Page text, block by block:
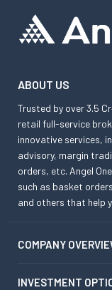
ABOUT US
Trusted by over 3.5
retail full-service
innovative services,
advisory, margin
orders, etc. Angel
such as basket
and others that help
COMPANY
INVESTMENT